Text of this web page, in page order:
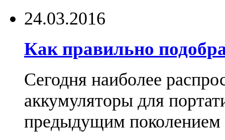
24.03.2016
Как правильно
Сегодня наиболее
аккумуляторы для
предыдущим поколением